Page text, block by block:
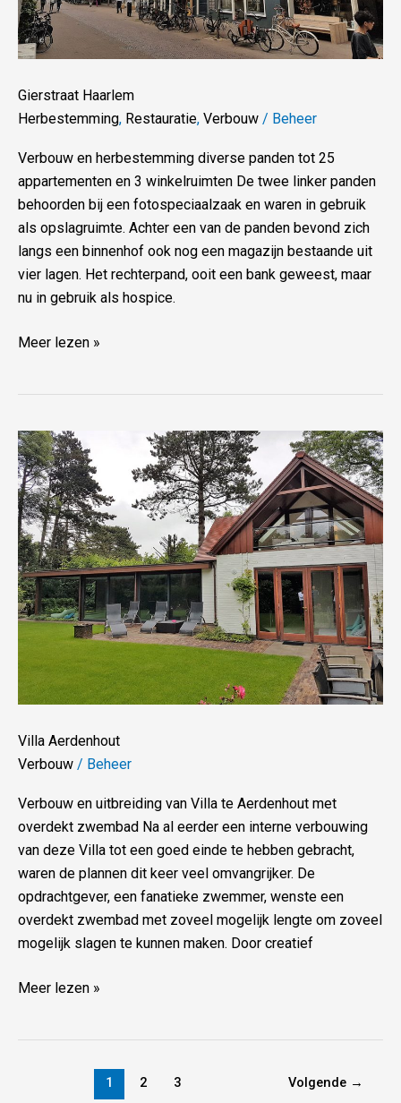
Gierstraat Haarlem
Herbestemming, Restauratie, Verbouw / Beheer
Verbouw en herbestemming diverse panden tot 25
appartementen en 3 winkelruimten De twee linker panden
behoorden bij een fotospeciaalzaak en waren in gebruik
als opslagruimte. Achter een van de panden bevond zich
langs een binnenhof ook nog een magazijn bestaande uit
vier lagen. Het rechterpand, ooit een bank geweest, maar
nu in gebruik als hospice.
Meer lezen »
Villa Aerdenhout
Verbouw / Beheer
Verbouw en uitbreiding van Villa te Aerdenhout met
overdekt zwembad Na al eerder een interne verbouwing
van deze Villa tot een goed einde te hebben gebracht,
waren de plannen dit keer veel omvangrijker. De
opdrachtgever, een fanatieke zwemmer, wenste een
overdekt zwembad met zoveel mogelijk lengte om zoveel
mogelijk slagen te kunnen maken. Door creatief
Villa
Aerdenhout
Meer lezen »
1 2 3 Volgende →